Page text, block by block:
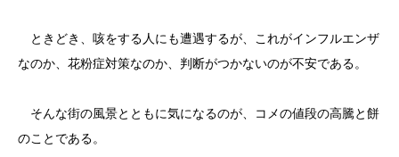
ときどき、咳をする人にも遭遇するが、これがインフルエンザ
なのか、花粉症対策なのか、判断がつかないのが不安である。
そんな街の風景とともに気になるのが、コメの値段の高騰と餅
のことである。